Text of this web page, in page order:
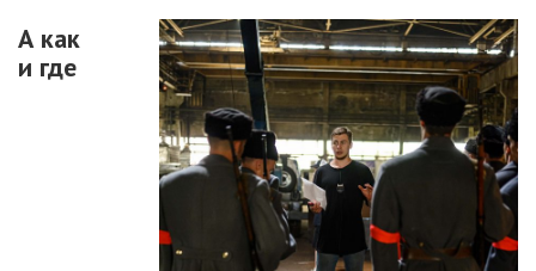
А как
и где